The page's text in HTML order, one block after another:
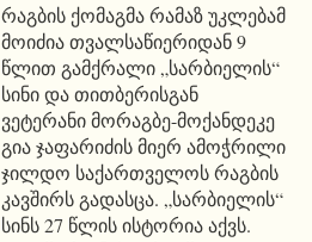
რაგბის ქომაგმა რამაზ უკლებამ
მოიძია თვალსაწიერიდან 9
წლით გამქრალი „სარბიელის“
სინი და თითბერისგან
ვეტერანი მორაგბე-მოქანდეკე
გია ჯაფარიძის მიერ ამოჭრილი
ჯილდო საქართველოს რაგბის
კავშირს გადასცა. „სარბიელის“
სინს 27 წლის ისტორია აქვს.